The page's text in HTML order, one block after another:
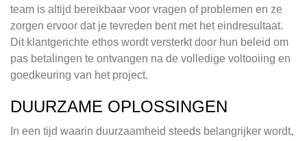
team is altijd bereikbaar voor vragen of problemen en ze
zorgen ervoor dat je tevreden bent met het eindresultaat.
Dit klantgerichte ethos wordt versterkt door hun beleid om
pas betalingen te ontvangen na de volledige voltooiing en
goedkeuring van het project.
DUURZAME OPLOSSINGEN
In een tijd waarin duurzaamheid steeds belangrijker wordt,